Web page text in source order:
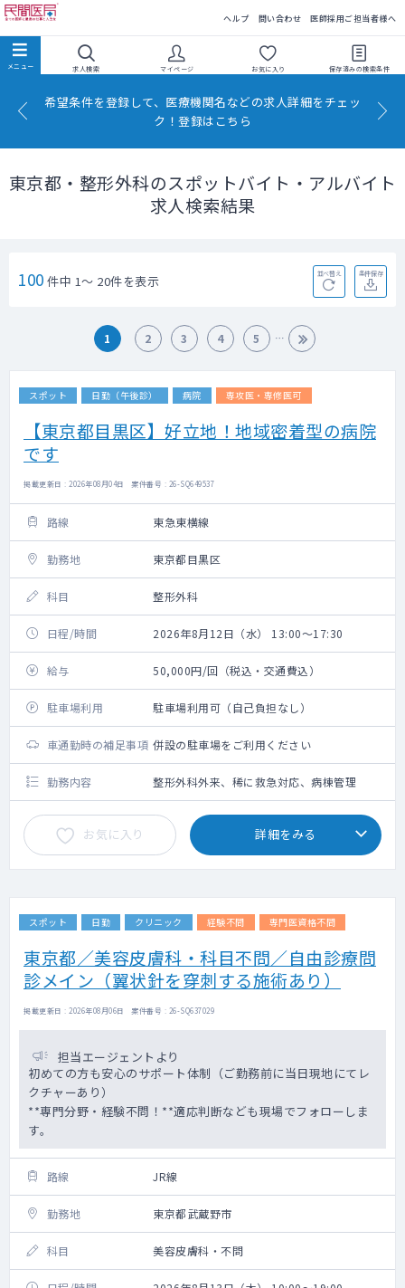
ヘルプ 問い合わせ 医師採用ご担当者様へ
求人検索 マイページ お気に入り 保存済みの検索条件
希望条件を登録して、医療機関名などの求人詳細をチェッ
ク！登録はこちら
東京都・整形外科のスポットバイト・アルバイト
求人検索結果
100 件中 1～ 20件を表示 並べ替え 条件保存
1 2 3 4 5
スポット 日勤（午後診） 病院 専攻医・専修医可
【東京都目黒区】好立地！地域密着型の病院
です
掲載更新日 : 2026年08月04日 案件番号 : 26-SQ649537
路線 東急東横線
勤務地 東京都目黒区
科目 整形外科
日程/時間 2026年8月12日（水） 13:00～17:30
給与 50,000円/回（税込・交通費込）
駐車場利用 駐車場利用可（自己負担なし）
車通勤時の補足事項 併設の駐車場をご利用ください
勤務内容 整形外科外来、稀に救急対応、病棟管理
お気に入り 詳細をみる
スポット 日勤 クリニック 経験不問 専門医資格不問
東京都／美容皮膚科・科目不問／自由診療問
診メイン（翼状針を穿刺する施術あり）
掲載更新日 : 2026年08月06日 案件番号 : 26-SQ637029
担当エージェントより
初めての方も安心のサポート体制（ご勤務前に当日現地にてレ
クチャーあり）
**専門分野・経験不問！**適応判断なども現場でフォローしま
す。
路線 JR線
勤務地 東京都武蔵野市
科目 美容皮膚科・不問